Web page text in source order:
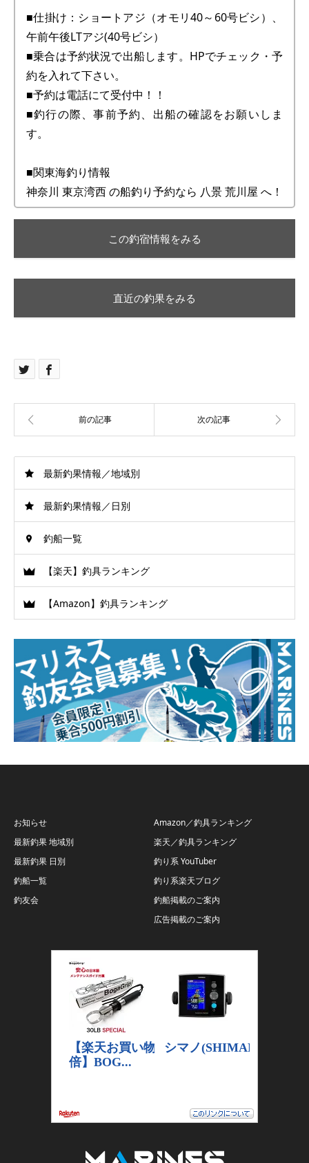
■仕掛け：ショートアジ（オモリ40～60号ビシ）、
午前午後LTアジ(40号ビシ）
■乗合は予約状況で出船します。HPでチェック・予
約を入れて下さい。
■予約は電話にて受付中！！
■釣行の際、事前予約、出船の確認をお願いしま
す。
■関東海釣り情報
神奈川 東京湾西 の船釣り予約なら 八景 荒川屋 へ！
この釣宿情報をみる
直近の釣果をみる
最新釣果情報／地域別
最新釣果情報／日別
釣船一覧
【楽天】釣具ランキング
【Amazon】釣具ランキング
お知らせ
最新釣果 地域別
最新釣果 日別
釣船一覧
釣友会
Amazon／釣具ランキング
楽天／釣具ランキング
釣り系 YouTuber
釣り系楽天ブログ
釣船掲載のご案内
広告掲載のご案内